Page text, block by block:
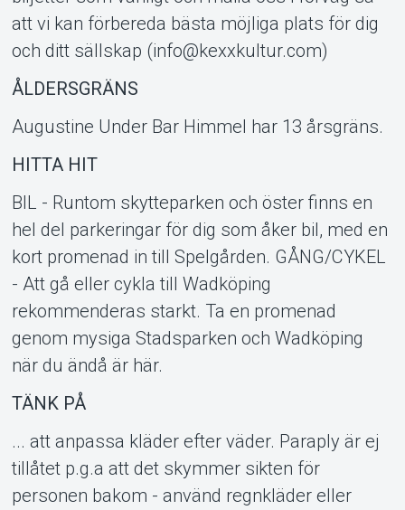
att vi kan förbereda bästa möjliga plats för dig
och ditt sällskap (info@kexxkultur.com)
ÅLDERSGRÄNS
Augustine Under Bar Himmel har 13 årsgräns.
HITTA HIT
BIL - Runtom skytteparken och öster finns en
hel del parkeringar för dig som åker bil, med en
kort promenad in till Spelgården. GÅNG/CYKEL
- Att gå eller cykla till Wadköping
rekommenderas starkt. Ta en promenad
genom mysiga Stadsparken och Wadköping
när du ändå är här.
TÄNK PÅ
... att anpassa kläder efter väder. Paraply är ej
tillåtet p.g.a att det skymmer sikten för
personen bakom - använd regnkläder eller